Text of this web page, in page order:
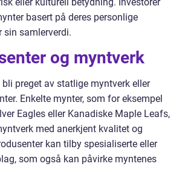
eller kulturell betydning. Investorer
basert på deres personlige
sin samlerverdi.
og myntverk
preget av statlige myntverk eller
Enkelte mynter, som for eksempel
Eagles eller Kanadiske Maple Leafs,
med anerkjent kvalitet og
kan tilby spesialiserte eller
som også kan påvirke myntenes